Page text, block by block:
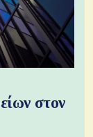
στον